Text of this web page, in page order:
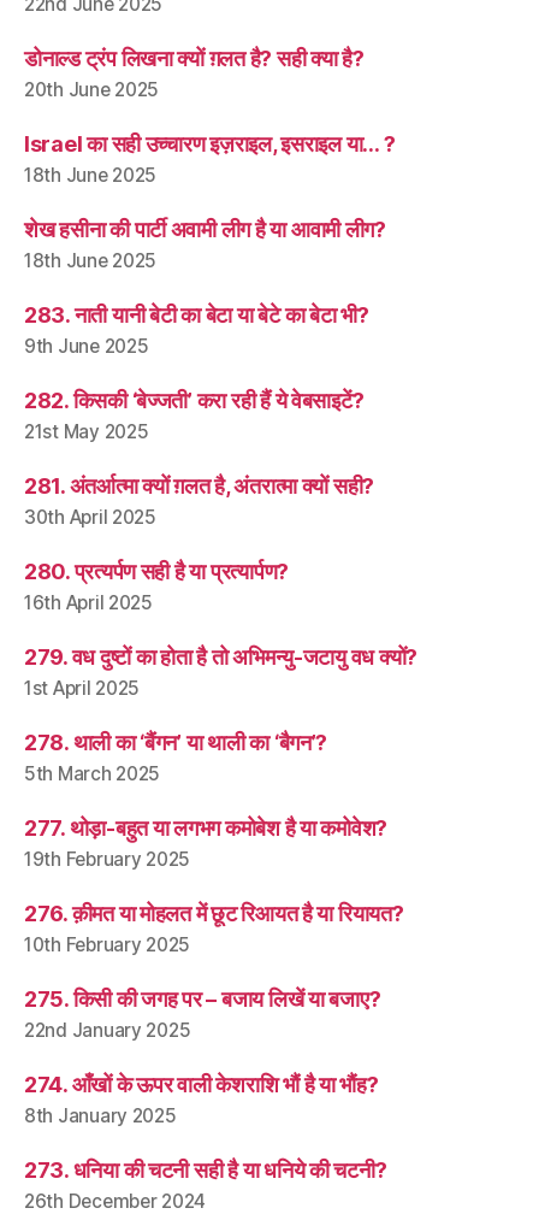
डोनाल्ड ट्रंप लिखना क्यों ग़लत है? सही क्या है?
20th June 2025
Israel का सही उच्चारण इज़राइल, इसराइल या… ?
18th June 2025
शेख हसीना की पार्टी अवामी लीग है या आवामी लीग?
18th June 2025
283. नाती यानी बेटी का बेटा या बेटे का बेटा भी?
9th June 2025
282. किसकी ‘बेज्जती’ करा रही हैं ये वेबसाइटें?
21st May 2025
281. अंतर्आत्मा क्यों ग़लत है, अंतरात्मा क्यों सही?
30th April 2025
280. प्रत्यर्पण सही है या प्रत्यार्पण?
16th April 2025
279. वध दुष्टों का होता है तो अभिमन्यु-जटायु वध क्यों?
1st April 2025
278. थाली का ‘बैंगन’ या थाली का ‘बैगन’?
5th March 2025
277. थोड़ा-बहुत या लगभग कमोबेश है या कमोवेश?
19th February 2025
276. क़ीमत या मोहलत में छूट रिआयत है या रियायत?
10th February 2025
275. किसी की जगह पर – बजाय लिखें या बजाए?
22nd January 2025
274. आँखों के ऊपर वाली केशराशि भौं है या भौंह?
8th January 2025
273. धनिया की चटनी सही है या धनिये की चटनी?
26th December 2024